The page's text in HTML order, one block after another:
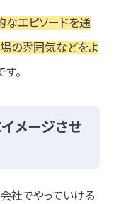
なエピソードを通
の雰囲気などをよ
す。
メージさせ
社でやっていける